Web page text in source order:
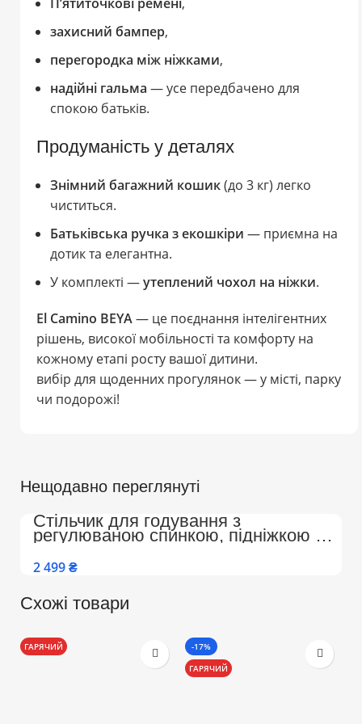
захисний бампер,
перегородка між ніжками,
надійні гальма — усе передбачено для
спокою батьків.
Продуманість у деталях
Знімний багажний кошик(до 3 кг) легко
чиститься.
Батьківська ручка з екошкіри — приємна на
дотик та елегантна.
У комплекті —утеплений чохол на ніжки.
El Camino BEYA— це поєднання інтелігентних
рішень, високої мобільності та комфорту на
кожному етапі росту вашої дитини.
вибір для щоденних прогулянок — у місті, парку
чи подорожі!
Нещодавно переглянуті
Стільчик для годування з
регулюваною спинкою, підніжкою на
колесах Преміум (Бежево-Білий)
₴
Схожі товари
ГАРЯЧИЙ
-17%
ГАРЯЧИЙ